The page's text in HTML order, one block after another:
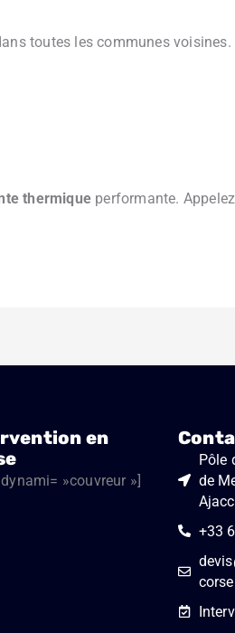
toutes les communes voisines.
thermiqueperformante.
en
»couvreur »]
Pôle
de
+33